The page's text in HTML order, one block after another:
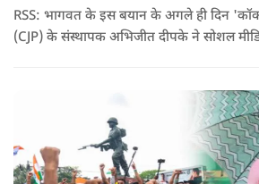
RSS: भागवत के इस बयान के अगले ही दिन 'कॉकरोच जनता पार्टी'
(CJP) के संस्थापक अभिजीत दीपके ने सोशल